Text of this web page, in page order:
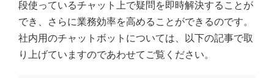
段使っているチャット上で疑問を即時解決することが
でき、さらに業務効率を高めることができるのです。
社内用のチャットボットについては、以下の記事で取
り上げていますのであわせてご覧ください。